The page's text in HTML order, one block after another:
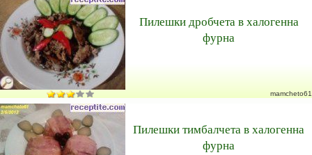
Пилешки дробчета в халогенна
фурна
mamcheto61
Пилешки тимбалчета в халогенна
фурна